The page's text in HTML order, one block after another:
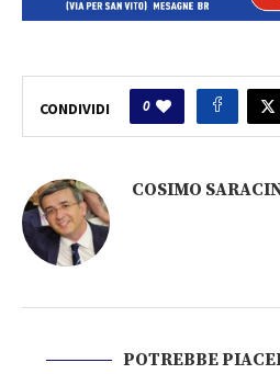
CONDIVIDI 0
COSIMO
POTREBBE